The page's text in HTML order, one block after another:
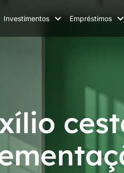
Investimentos Empréstimos